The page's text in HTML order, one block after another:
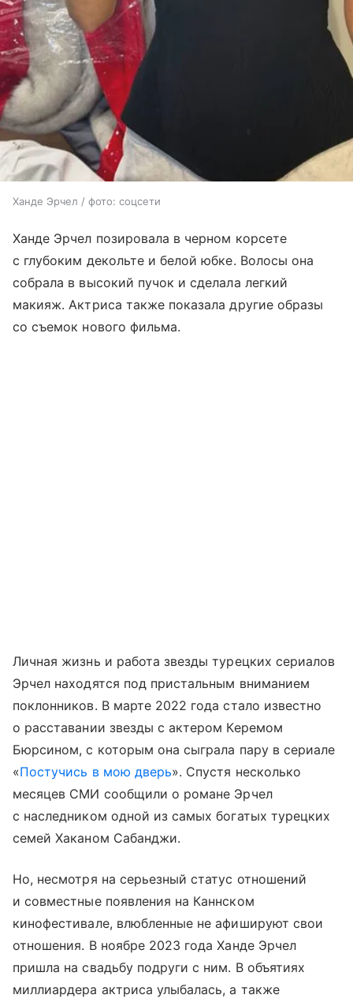
Ханде Эрчел / фото: соцсети
Ханде Эрчел позировала в черном корсете
с глубоким декольте и белой юбке. Волосы она
собрала в высокий пучок и сделала легкий
макияж. Актриса также показала другие образы
со съемок нового фильма.
Личная жизнь и работа звезды турецких сериалов
Эрчел находятся под пристальным вниманием
поклонников. В марте 2022 года стало известно
о расставании звезды с актером Керемом
Бюрсином, с которым она сыграла пару в сериале
«Постучись в мою дверь». Спустя несколько
месяцев СМИ сообщили о романе Эрчел
с наследником одной из самых богатых турецких
семей Хаканом Сабанджи.
Но, несмотря на серьезный статус отношений
и совместные появления на Каннском
кинофестивале, влюбленные не афишируют свои
отношения. В ноябре 2023 года Ханде Эрчел
пришла на свадьбу подруги с ним. В объятиях
миллиардера актриса улыбалась, а также